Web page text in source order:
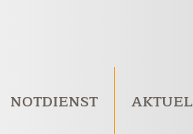
NOTDIENST